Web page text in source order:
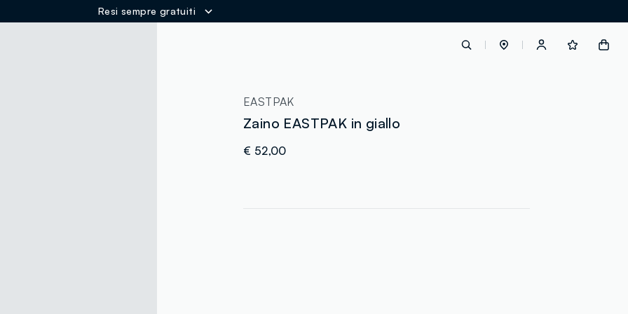
Resi sempre gratuiti
EASTPAK
Zaino EASTPAK in giallo
€ 52,00